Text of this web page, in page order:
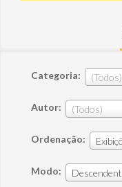
Categoria: (Todos)
Autor: (Todos)
Ordenação:
Modo: